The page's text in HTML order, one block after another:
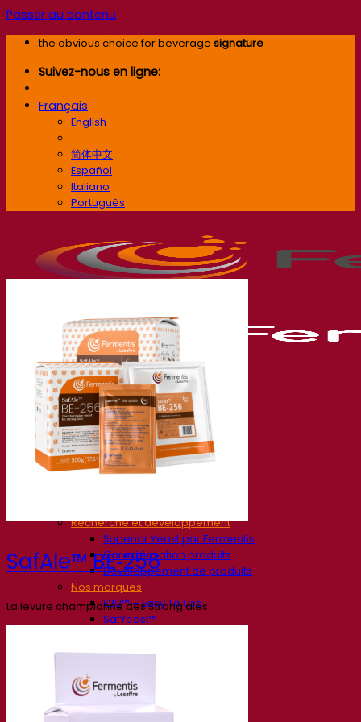
Passer au contenu
the obvious choice for beverage signature
Suivez-nous en ligne:
Français
English
简体中文
Español
Italiano
Português
Société
À propos
Expert en fermentation
Une équipe passionnée
Recherche et développement
Superior Yeast par Fermentis
Caractérisation produits
Développement de produits
Nos marques
E2U™ – Easy To Use
SafYeast™
Fermentis Academy™
Fabrication à façon
Dégustations de boissons
Solutions de fermentation
SafAle™ BE‑256
La levure championne des Strong ales